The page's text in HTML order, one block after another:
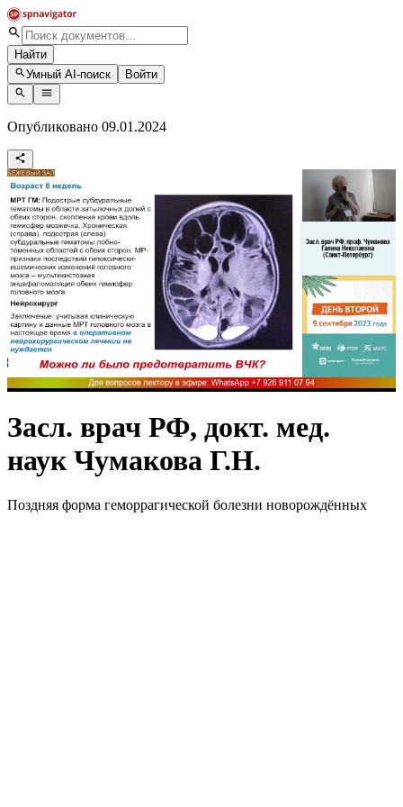
Найти
Умный AI-поиск
Войти
Опубликовано 09.01.2024
Засл. врач РФ, докт. мед.
наук Чумакова Г.Н.
Поздняя форма геморрагической болезни новорождённых